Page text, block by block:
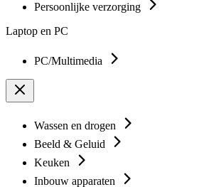
Persoonlijke verzorging
Laptop en PC
PC/Multimedia
Wassen en drogen
Beeld & Geluid
Keuken
Inbouw apparaten